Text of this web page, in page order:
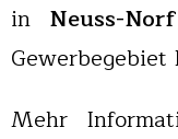
in Neuss-
Gewerbegebiet
Mehr